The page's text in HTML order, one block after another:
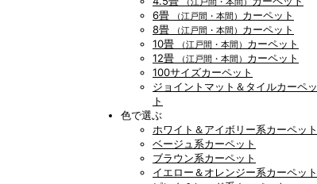
6畳
（江戸間・本間） カーペット
8畳
（江戸間・本間） カーペット
10畳
（江戸間・本間） カーペット
12畳
（江戸間・本間） カーペット
100サイズカーペット
ジョイントマット＆タイルカーペッ
ト
色で選ぶ
ホワイト＆アイボリー系カーペット
ベージュ系カーペット
ブラウン系カーペット
イエロー＆オレンジー系カーペット